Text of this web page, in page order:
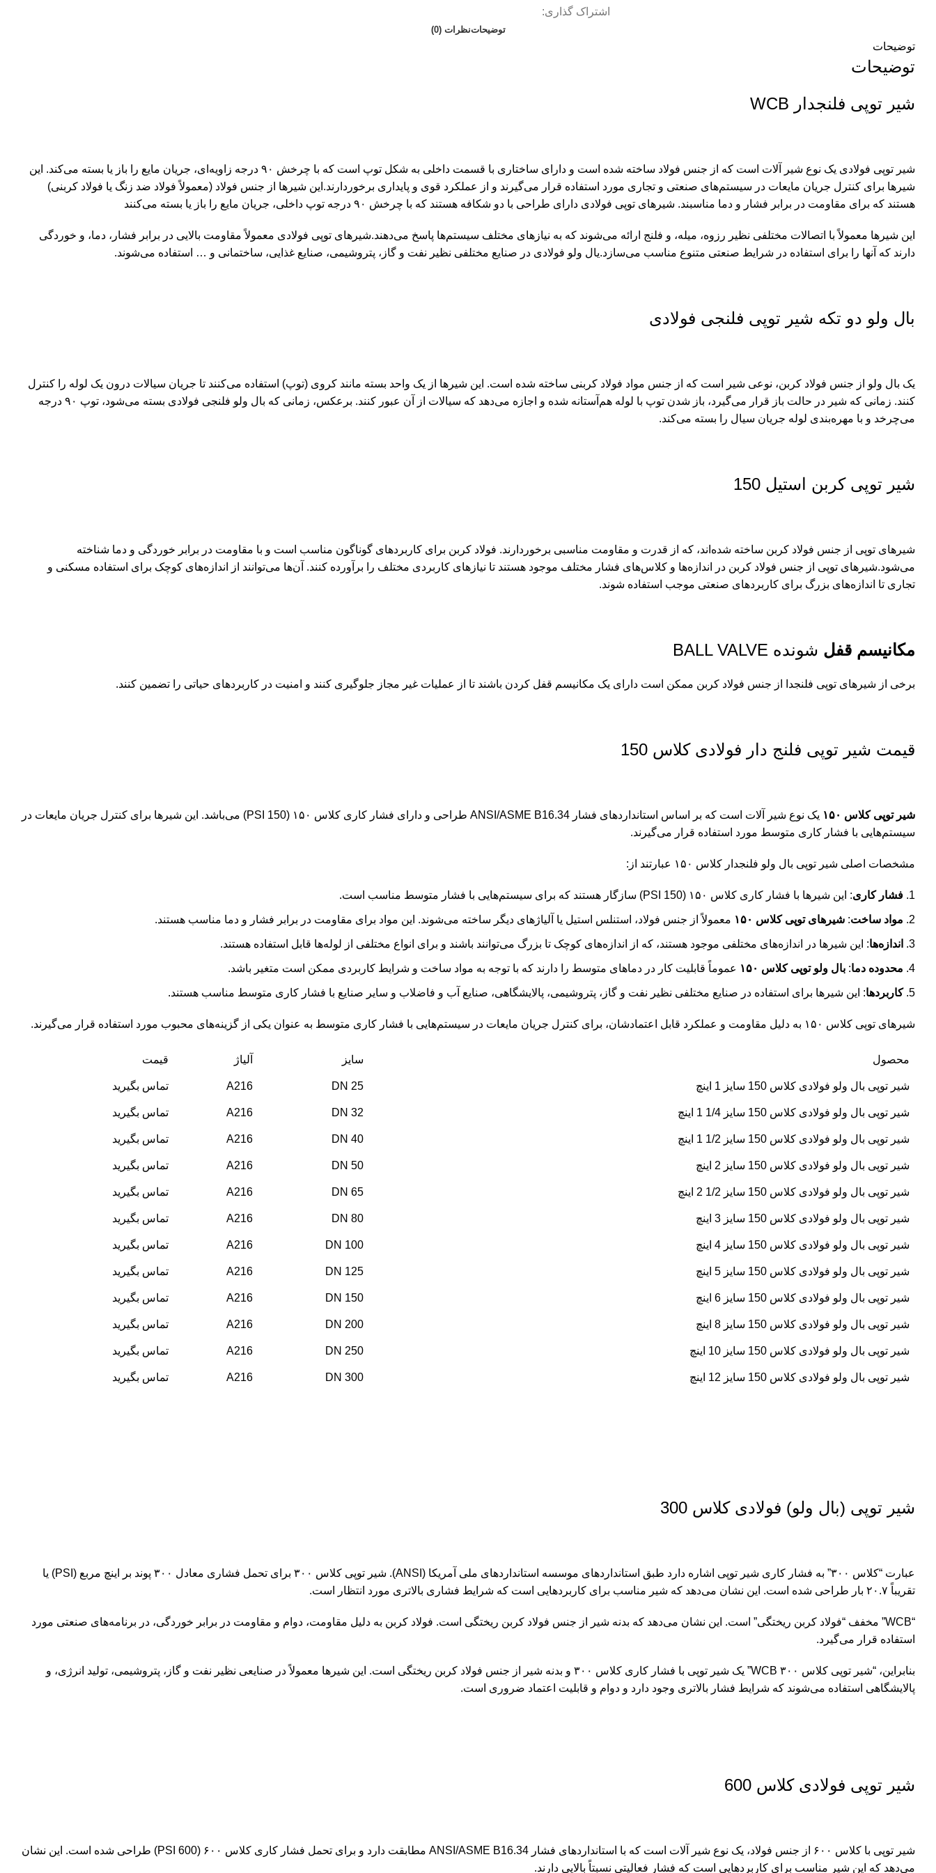
اشتراک گذاری:
توضیحاتنظرات (0)
توضیحات
توضیحات
شیر توپی فلنجدار WCB
شیر توپی فولادی یک نوع شیر آلات است که از جنس فولاد ساخته شده است و دارای ساختاری با قسمت داخلی به شکل توپ است که با چرخش ۹۰ درجه زاویه‌ای، جریان مایع را باز یا بسته می‌کند. این
شیرها برای کنترل جریان مایعات در سیستم‌های صنعتی و تجاری مورد استفاده قرار می‌گیرند و از عملکرد قوی و پایداری برخوردارند.این شیرها از جنس فولاد (معمولاً فولاد ضد زنگ یا فولاد کربنی)
هستند که برای مقاومت در برابر فشار و دما مناسبند. شیرهای توپی فولادی دارای طراحی با دو شکافه هستند که با چرخش ۹۰ درجه توپ داخلی، جریان مایع را باز یا بسته می‌کنند
این شیرها معمولاً با اتصالات مختلفی نظیر رزوه، میله، و فلنج ارائه می‌شوند که به نیازهای مختلف سیستم‌ها پاسخ می‌دهند.شیرهای توپی فولادی معمولاً مقاومت بالایی در برابر فشار، دما، و خوردگی
دارند که آنها را برای استفاده در شرایط صنعتی متنوع مناسب می‌سازد.یال ولو فولادی در صنایع مختلفی نظیر نفت و گاز، پتروشیمی، صنایع غذایی، ساختمانی و … استفاده می‌شوند.
بال ولو دو تکه شیر توپی فلنجی فولادی
یک بال ولو از جنس فولاد کربن، نوعی شیر است که از جنس مواد فولاد کربنی ساخته شده است. این شیرها از یک واحد بسته مانند کروی (توپ) استفاده می‌کنند تا جریان سیالات درون یک لوله را کنترل
کنند. زمانی که شیر در حالت باز قرار می‌گیرد، باز شدن توپ با لوله هم‌آستانه شده و اجازه می‌دهد که سیالات از آن عبور کنند. برعکس، زمانی که بال ولو فلنجی فولادی بسته می‌شود، توپ ۹۰ درجه
می‌چرخد و با مهره‌بندی لوله جریان سیال را بسته می‌کند.
شیر توپی کربن استیل 150
شیرهای توپی از جنس فولاد کربن ساخته شده‌اند، که از قدرت و مقاومت مناسبی برخوردارند. فولاد کربن برای کاربردهای گوناگون مناسب است و با مقاومت در برابر خوردگی و دما شناخته
می‌شود.شیرهای توپی از جنس فولاد کربن در اندازه‌ها و کلاس‌های فشار مختلف موجود هستند تا نیازهای کاربردی مختلف را برآورده کنند. آن‌ها می‌توانند از اندازه‌های کوچک برای استفاده مسکنی و
تجاری تا اندازه‌های بزرگ برای کاربردهای صنعتی موجب استفاده شوند.
مکانیسم قفل شونده BALL VALVE
برخی از شیرهای توپی فلنجدا از جنس فولاد کربن ممکن است دارای یک مکانیسم قفل کردن باشند تا از عملیات غیر مجاز جلوگیری کنند و امنیت در کاربردهای حیاتی را تضمین کنند.
قیمت شیر توپی فلنج دار فولادی کلاس 150
شیر توپی کلاس ۱۵۰
یک نوع شیر آلات است که بر اساس استانداردهای فشار ANSI/ASME B16.34 طراحی و دارای فشار کاری کلاس ۱۵۰ (150 PSI) می‌باشد. این شیرها برای کنترل جریان مایعات در
سیستم‌هایی با فشار کاری متوسط مورد استفاده قرار می‌گیرند.
مشخصات اصلی شیر توپی بال ولو فلنجدار کلاس ۱۵۰ عبارتند از:
فشار کاری: این شیرها با فشار کاری کلاس ۱۵۰ (150 PSI) سازگار هستند که برای سیستم‌هایی با فشار متوسط مناسب است.
مواد ساخت: شیرهای توپی کلاس ۱۵۰ معمولاً از جنس فولاد، استنلس استیل یا آلیاژهای دیگر ساخته می‌شوند. این مواد برای مقاومت در برابر فشار و دما مناسب هستند.
اندازه‌ها: این شیرها در اندازه‌های مختلفی موجود هستند، که از اندازه‌های کوچک تا بزرگ می‌توانند باشند و برای انواع مختلفی از لوله‌ها قابل استفاده هستند.
محدوده دما: بال ولو توپی کلاس ۱۵۰ عموماً قابلیت کار در دماهای متوسط را دارند که با توجه به مواد ساخت و شرایط کاربردی ممکن است متغیر باشد.
کاربردها: این شیرها برای استفاده در صنایع مختلفی نظیر نفت و گاز، پتروشیمی، پالایشگاهی، صنایع آب و فاضلاب و سایر صنایع با فشار کاری متوسط مناسب هستند.
شیرهای توپی کلاس ۱۵۰ به دلیل مقاومت و عملکرد قابل اعتمادشان، برای کنترل جریان مایعات در سیستم‌هایی با فشار کاری متوسط به عنوان یکی از گزینه‌های محبوب مورد استفاده قرار می‌گیرند.
محصول سایز آلیاژ قیمت
شیر توپی بال ولو فولادی کلاس 150 سایز 1 اینچ DN 25
A216 تماس بگیرید
شیر توپی بال ولو فولادی کلاس 150 سایز 1/4 1 اینچ DN 32
A216 تماس بگیرید
شیر توپی بال ولو فولادی کلاس 150 سایز 1/2 1 اینچ DN 40
A216 تماس بگیرید
شیر توپی بال ولو فولادی کلاس 150 سایز 2 اینچ DN 50
A216 تماس بگیرید
شیر توپی بال ولو فولادی کلاس 150 سایز 1/2 2 اینچ DN 65
A216 تماس بگیرید
شیر توپی بال ولو فولادی کلاس 150 سایز 3 اینچ DN 80
A216 تماس بگیرید
شیر توپی بال ولو فولادی کلاس 150 سایز 4 اینچ DN 100
A216 تماس بگیرید
شیر توپی بال ولو فولادی کلاس 150 سایز 5 اینچ DN 125
A216 تماس بگیرید
شیر توپی بال ولو فولادی کلاس 150 سایز 6 اینچ DN 150
A216 تماس بگیرید
شیر توپی بال ولو فولادی کلاس 150 سایز 8 اینچ DN 200
A216 تماس بگیرید
شیر توپی بال ولو فولادی کلاس 150 سایز 10 اینچ DN 250
A216 تماس بگیرید
شیر توپی بال ولو فولادی کلاس 150 سایز 12 اینچ DN 300
A216 تماس بگیرید
شیر توپی (بال ولو) فولادی کلاس 300
عبارت “کلاس ۳۰۰” به فشار کاری شیر توپی اشاره دارد طبق استانداردهای موسسه استانداردهای ملی آمریکا (ANSI). شیر توپی کلاس ۳۰۰ برای تحمل فشاری معادل ۳۰۰ پوند بر اینچ مربع (PSI) یا
تقریباً ۲۰.۷ بار طراحی شده است. این نشان می‌دهد که شیر مناسب برای کاربردهایی است که شرایط فشاری بالاتری مورد انتظار است.
“WCB” مخفف “فولاد کربن ریختگی” است. این نشان می‌دهد که بدنه شیر از جنس فولاد کربن ریختگی است. فولاد کربن به دلیل مقاومت، دوام و مقاومت در برابر خوردگی، در برنامه‌های صنعتی مورد
استفاده قرار می‌گیرد.
بنابراین، “شیر توپی کلاس ۳۰۰ WCB” یک شیر توپی با فشار کاری کلاس ۳۰۰ و بدنه شیر از جنس فولاد کربن ریختگی است. این شیرها معمولاً در صنایعی نظیر نفت و گاز، پتروشیمی، تولید انرژی، و
پالایشگاهی استفاده می‌شوند که شرایط فشار بالاتری وجود دارد و دوام و قابلیت اعتماد ضروری است.
شیر توپی فولادی کلاس 600
شیر توپی با کلاس ۶۰۰ از جنس فولاد، یک نوع شیر آلات است که با استانداردهای فشار ANSI/ASME B16.34 مطابقت دارد و برای تحمل فشار کاری کلاس ۶۰۰ (600 PSI) طراحی شده است. این نشان
می‌دهد که این شیر مناسب برای کاربردهایی است که فشار فعالیتی نسبتاً بالایی دارند.